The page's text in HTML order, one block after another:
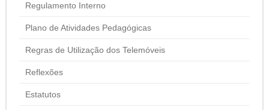
Regulamento Interno
Plano de Atividades Pedagógicas
Regras de Utilização dos Telemóveis
Reflexões
Estatutos